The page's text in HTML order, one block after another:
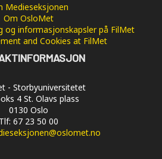
Medieseksjonen
Om OsloMet
og informasjonskapsler på FilMet
and Cookies at FilMet
- Storbyuniversitetet
4 St. Olavs plass
0130 Oslo
Tlf: 67 23 50 00